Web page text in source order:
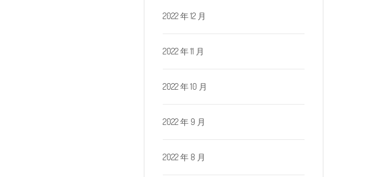
2022 年 12 月
2022 年 11 月
2022 年 10 月
2022 年 9 月
2022 年 8 月